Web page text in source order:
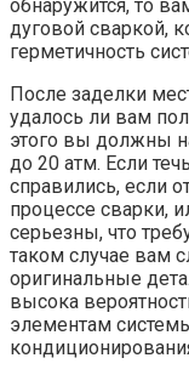
обнаружится, то
дуговой сваркой,
герметичность
После заделки
удалось ли вам
этого вы должны
до 20 атм. Если
справились, если
процессе сварки,
серьезны, что
таком случае вам
оригинальные
высока
элементам